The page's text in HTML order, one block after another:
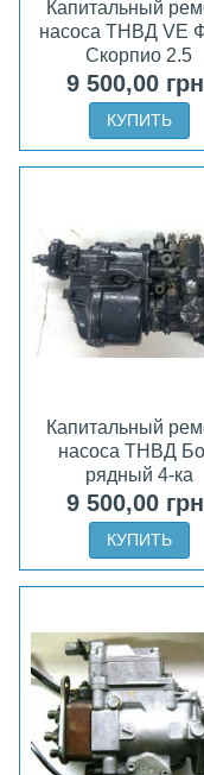
Капитальный
насоса ТНВД VE
Скорпио 2.5
9 500,00
КУПИТЬ
Капитальный
насоса ТНВД
рядный 4-ка
9 500,00
КУПИТЬ